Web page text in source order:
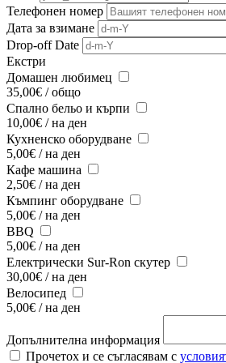
Телефонен номер
Дата за взимане
Drop-off Date
Екстри
Домашен любимец
35,00€ / общо
Спално бельо и кърпи
10,00€ / на ден
Кухненско оборудване
5,00€ / на ден
Кафе машина
2,50€ / на ден
Къмпинг оборудване
5,00€ / на ден
BBQ
5,00€ / на ден
Електрически Sur-Ron скутер
30,00€ / на ден
Велосипед
5,00€ / на ден
Допълнителна информация
Прочетох и се съгласявам с